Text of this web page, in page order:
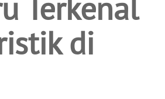
Terkenal
di